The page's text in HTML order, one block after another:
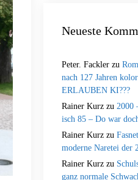
Neueste
Peter. Fackler zu
nach 127 Jahren
ERLAUBEN KI???
Rainer Kurz zu 2000
isch 85 – Do war
Rainer Kurz zu
moderne Naretei der
Rainer Kurz zu
ganz normale